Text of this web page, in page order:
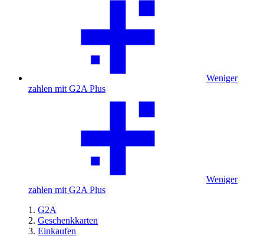
Weniger
zahlen mit G2A Plus
Weniger
zahlen mit G2A Plus
G2A
Geschenkkarten
Einkaufen